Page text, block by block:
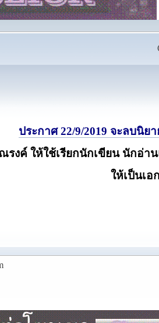
ประกาศ 22/9/2019 จะลบนิ
รงค์ ให้ใช้เรียกนักเขียน นักอ่า
ให้เป็นเ